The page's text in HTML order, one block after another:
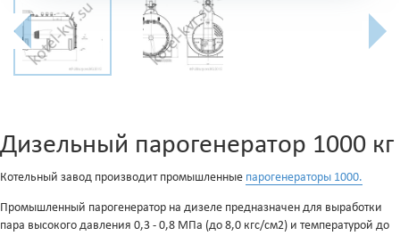
Дизельный парогенератор 1000 кг
Котельный завод производит промышленные парогенераторы 1000.
Промышленный парогенератор на дизеле предназначен для выработки
пара высокого давления 0,3 - 0,8 МПа (до 8,0 кгс/см2) и температурой до